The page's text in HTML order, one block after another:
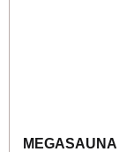
MEGASAUNA